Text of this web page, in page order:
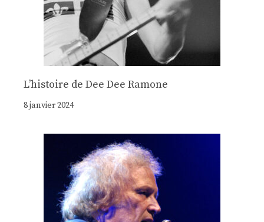
Lʼhistoire de Dee Dee Ramone
8 janvier 2024